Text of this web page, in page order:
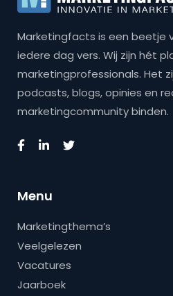
Marketingfacts is een beetje
iedere dag vers. Wij zijn hét
marketingprofessionals. Het
podcasts, blogs, opinies en
marketingcommunity binden.
Menu
Marketingthema’s
Veelgelezen
Vacatures
Jaarboek